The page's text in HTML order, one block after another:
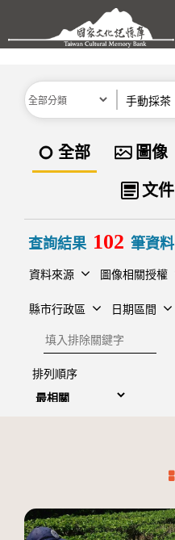
跳到主要內容區塊
分類
全部 圖像
文件
查詢結果 102 筆資料
資料來源 圖像相關授權
縣市行政區 日期區間
排除關鍵字
排列順序